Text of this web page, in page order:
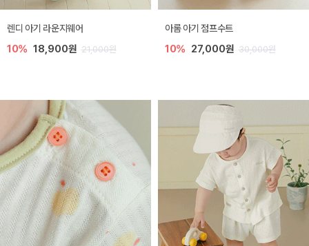
렌디 아기 라운지웨어
10% 18,900원 21,000원
아롬 아기 점프수트
10% 27,000원 30,000원